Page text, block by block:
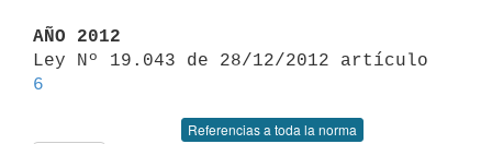
AÑO 2012
6
Referencias a toda la norma